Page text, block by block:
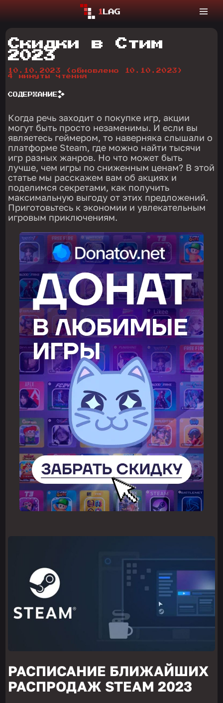
Скидки в Стим
2023
10.10.2023
(обновлено 10.10.2023)
4 минуты чтения
СОДЕРЖАНИЕ
Когда речь заходит о покупке игр, акции
могут быть просто незаменимы. И если вы
являетесь геймером, то наверняка слышали о
платформе Steam, где можно найти тысячи
игр разных жанров. Но что может быть
лучше, чем игры по сниженным ценам? В этой
статье мы расскажем вам об акциях и
поделимся секретами, как получить
максимальную выгоду от этих предложений.
Приготовьтесь к экономии и увлекательным
игровым приключениям.
РАСПИСАНИЕ БЛИЖАЙШИХ
РАСПРОДАЖ STEAM 2023